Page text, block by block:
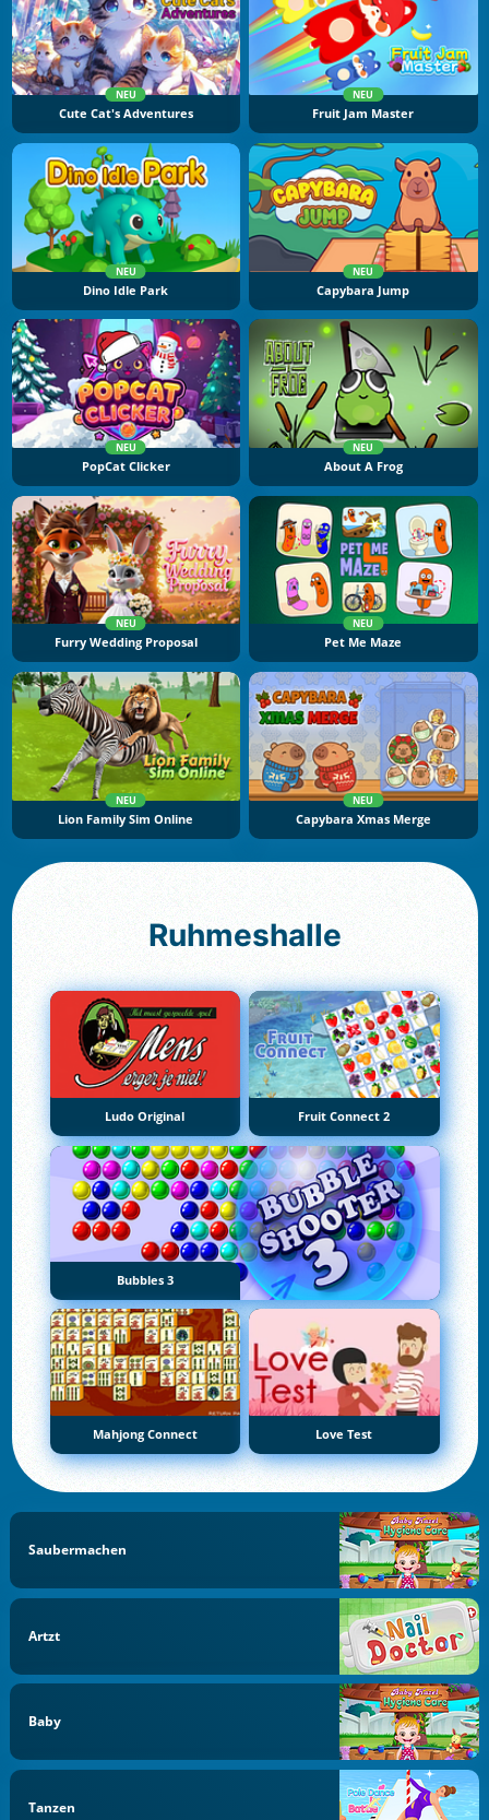
NEU
Cute Cat's Adventures
NEU
Fruit Jam Master
NEU
Dino Idle Park
NEU
Capybara Jump
NEU
PopCat Clicker
NEU
About A Frog
NEU
Furry Wedding Proposal
NEU
Pet Me Maze
NEU
Lion Family Sim Online
NEU
Capybara Xmas Merge
Ruhmeshalle
Ludo Original Fruit Connect 2
Bubbles 3
Mahjong Connect Love Test
Saubermachen
Artzt
Baby
Tanzen